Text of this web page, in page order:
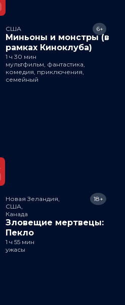
США
Миньоны и монстры (в
рамках Киноклуба)
6+
1 ч 30 мин
мультфильм, фантастика,
комедия, приключения,
семейный
Новая Зеландия,
США,
Канада
Зловещие мертвецы:
Пекло
18+
1 ч 55 мин
ужасы